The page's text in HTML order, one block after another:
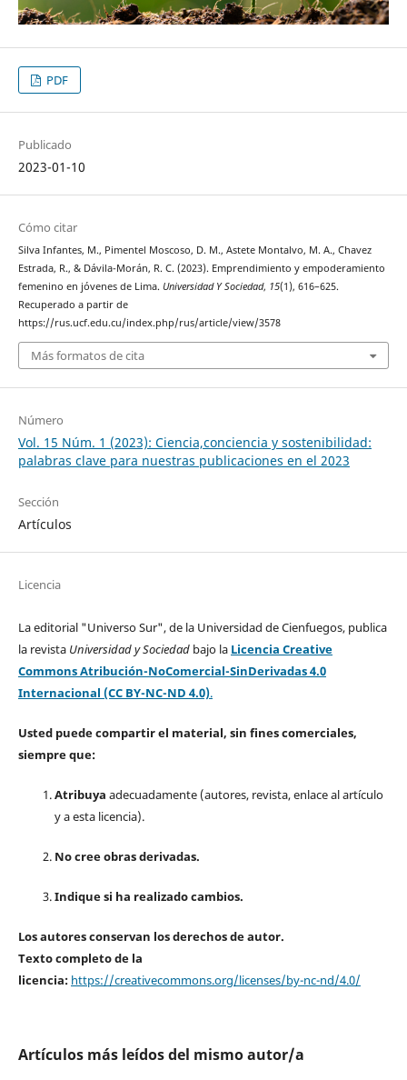
PDF
Publicado
2023-01-10
Cómo citar
Silva Infantes, M., Pimentel Moscoso, D. M., Astete Montalvo, M. A., Chavez
Estrada, R., & Dávila-Morán, R. C. (2023). Emprendimiento y empoderamiento
femenino en jóvenes de Lima. Universidad Y Sociedad, 15(1), 616–625.
Recuperado a partir de
https://rus.ucf.edu.cu/index.php/rus/article/view/3578
Más formatos de cita
Número
Vol. 15 Núm. 1 (2023): Ciencia,conciencia y sostenibilidad:
palabras clave para nuestras publicaciones en el 2023
Sección
Artículos
Licencia
La editorial "Universo Sur", de la Universidad de Cienfuegos, publica
la revista Universidad y Sociedad bajo la Licencia Creative
Commons Atribución-NoComercial-SinDerivadas 4.0
Internacional (CC BY-NC-ND 4.0).
Usted puede compartir el material, sin fines comerciales,
siempre que:
Atribuya adecuadamente (autores, revista, enlace al artículo
y a esta licencia).
No cree obras derivadas.
Indique si ha realizado cambios.
Los autores conservan los derechos de autor.
Texto completo de la
licencia: https://creativecommons.org/licenses/by-nc-nd/4.0/
Artículos más leídos del mismo autor/a